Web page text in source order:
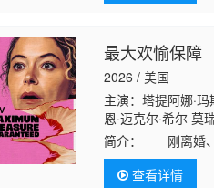
最大欢愉保障
2026 / 美国
主演：塔提阿娜·
恩·迈克尔·希尔 莫
昂 Ani·Balan
尼尔·戴尔 珍妮瓦·
简介：
刚离婚、
场犯罪，同时挣扎
的阴谋，也是她重
查看详情